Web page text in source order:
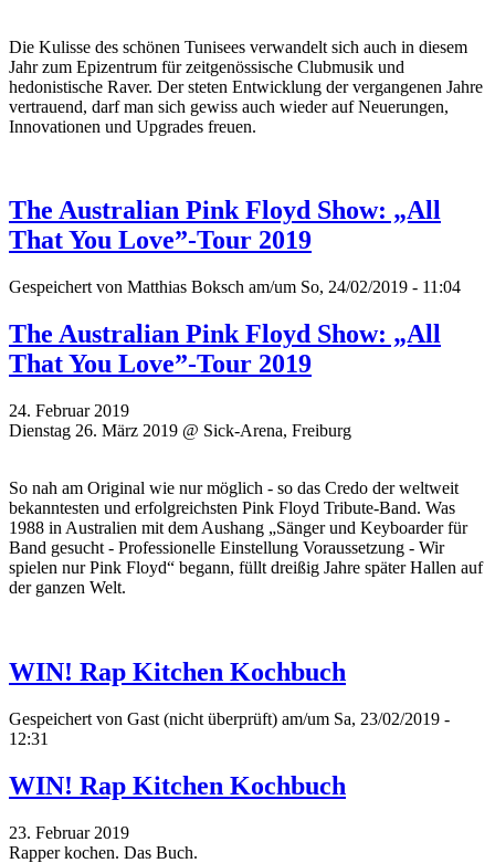
Die Kulisse des schönen Tunisees verwandelt sich auch in diesem
Jahr zum Epizentrum für zeitgenössische Clubmusik und
hedonistische Raver. Der steten Entwicklung der vergangenen Jahre
vertrauend, darf man sich gewiss auch wieder auf Neuerungen,
Innovationen und Upgrades freuen.
The Australian Pink Floyd Show: „All
That You Love”-Tour 2019
Gespeichert von Matthias Boksch am/um So, 24/02/2019 - 11:04
The Australian Pink Floyd Show: „All
That You Love”-Tour 2019
24. Februar 2019
Dienstag 26. März 2019 @ Sick-Arena, Freiburg
So nah am Original wie nur möglich - so das Credo der weltweit
bekanntesten und erfolgreichsten Pink Floyd Tribute-Band. Was
1988 in Australien mit dem Aushang „Sänger und Keyboarder für
Band gesucht - Professionelle Einstellung Voraussetzung - Wir
spielen nur Pink Floyd“ begann, füllt dreißig Jahre später Hallen auf
der ganzen Welt.
WIN! Rap Kitchen Kochbuch
Gespeichert von Gast (nicht überprüft) am/um Sa, 23/02/2019 -
12:31
WIN! Rap Kitchen Kochbuch
23. Februar 2019
Rapper kochen. Das Buch.